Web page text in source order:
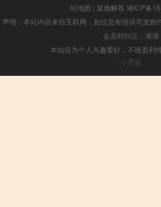
站地图 | 疑难解答 湘ICP备
声明：本站内容来自互联网，如信息有错误可发
会及时纠正，谢谢
本站仅为个人兴趣爱好，不接盈利
小男孩